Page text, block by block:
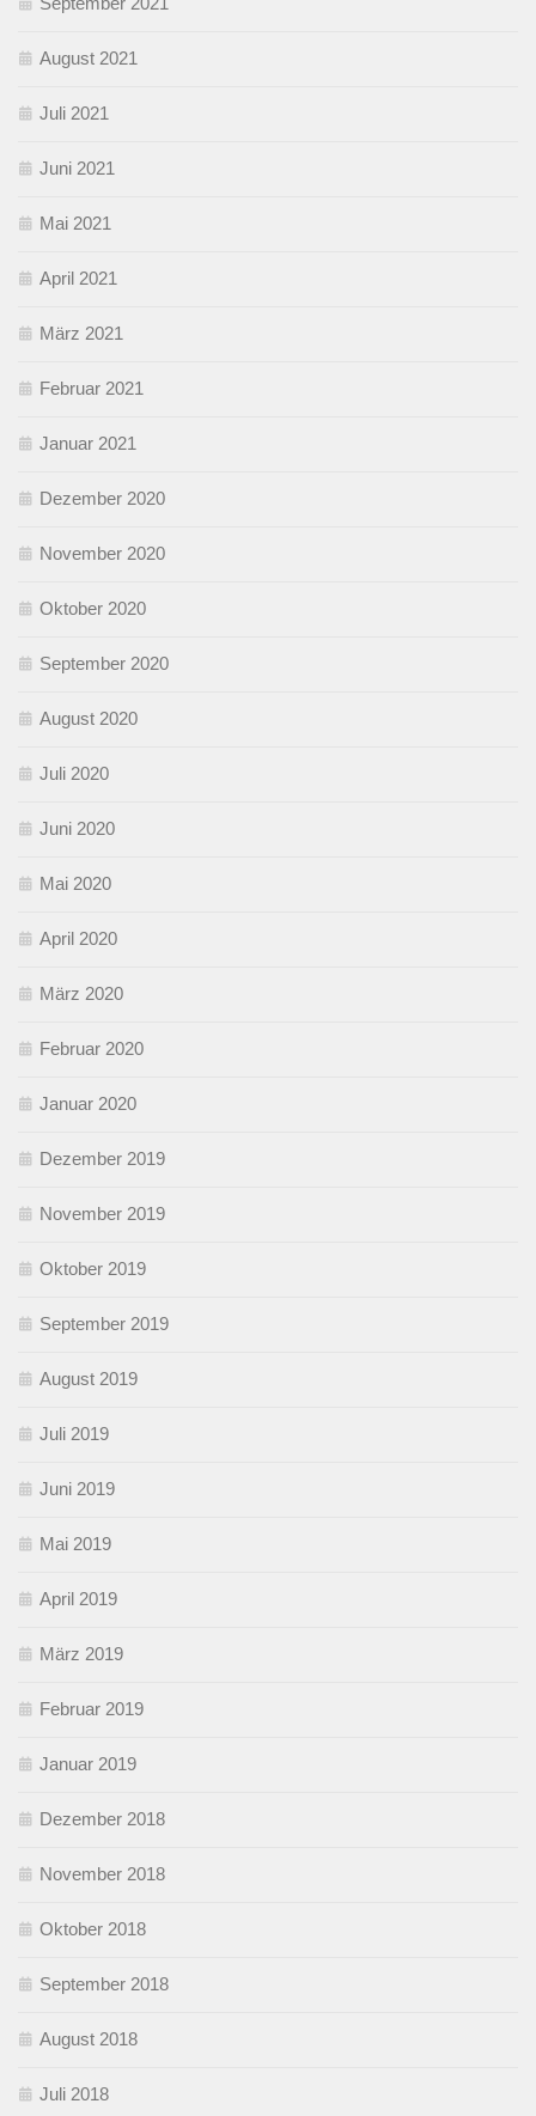
August 2021
Juli 2021
Juni 2021
Mai 2021
April 2021
März 2021
Februar 2021
Januar 2021
Dezember 2020
November 2020
Oktober 2020
September 2020
August 2020
Juli 2020
Juni 2020
Mai 2020
April 2020
März 2020
Februar 2020
Januar 2020
Dezember 2019
November 2019
Oktober 2019
September 2019
August 2019
Juli 2019
Juni 2019
Mai 2019
April 2019
März 2019
Februar 2019
Januar 2019
Dezember 2018
November 2018
Oktober 2018
September 2018
August 2018
Juli 2018